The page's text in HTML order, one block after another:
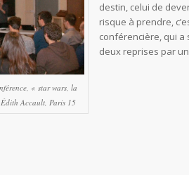
« star wars, la
Accault, Paris 15
destin, celui de
risque à prendre,
conférencière, qui a
deux reprises par